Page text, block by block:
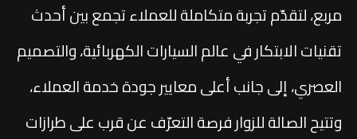
مربع، لتقدّم تجربة متكاملة للعملاء تجمع بين أحدث
تقنيات الابتكار في عالم السيارات الكهربائية، والتصميم
العصري، إلى جانب أعلى معايير جودة خدمة العملاء،
وتتيح الصالة للزوار فرصة التعرّف عن قرب على طرازات